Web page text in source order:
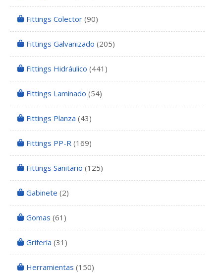
Fittings Colector (90)
Fittings Galvanizado (205)
Fittings Hidráulico (441)
Fittings Laminado (54)
Fittings Planza (43)
Fittings PP-R (169)
Fittings Sanitario (125)
Gabinete (2)
Gomas (61)
Grifería (31)
Herramientas (150)